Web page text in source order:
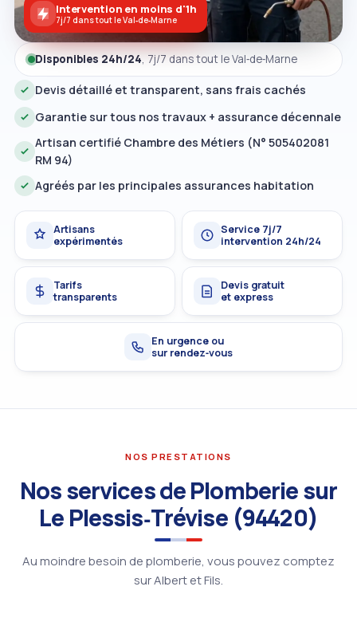
Devis détaillé et transparent, sans frais cachés
Garantie sur tous nos travaux + assurance décennale
Artisan certifié Chambre des Métiers (N° 505402081
RM 94)
Agréés par les principales assurances habitation
Disponibles 24h/24, 7j/7 dans tout le Val‑de‑Marne
Intervention en moins d'1h
7j/7 dans tout le Val‑de‑Marne
Artisans
expérimentés
Service 7j/7
intervention 24h/24
Tarifs
transparents
Devis gratuit
et express
En urgence ou
sur rendez‑vous
NOS PRESTATIONS
Nos services de Plomberie sur
Le Plessis‑Trévise (94420)
Au moindre besoin de plomberie, vous pouvez comptez
sur Albert et Fils.